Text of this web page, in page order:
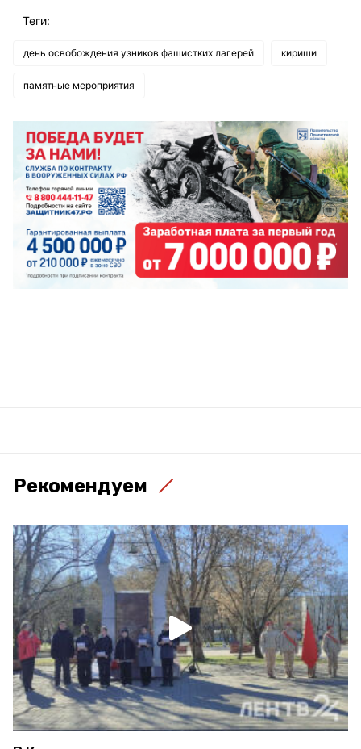
Теги:
день освобождения узников фашистких лагерей кириши
памятные мероприятия
Рекомендуем